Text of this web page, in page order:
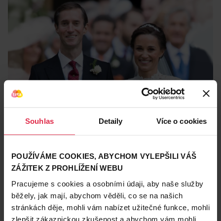
Souhlas Detaily Více o cookies
POUŽÍVÁME COOKIES, ABYCHOM VYLEPŠILI VÁŠ
ZÁŽITEK Z PROHLÍŽENÍ WEBU
Pracujeme s cookies a osobními údaji, aby naše služby
běžely, jak mají, abychom věděli, co se na našich
stránkách děje, mohli vám nabízet užitečné funkce, mohli
zlepšit zákaznickou zkušenost a abychom vám mohli
obdivuhodně a jsou inspirací pro své okolí.
Ledová královna
Světovými žebříčky biatlonu v posledních letech